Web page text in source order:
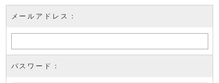
メールアドレス：
パスワード：